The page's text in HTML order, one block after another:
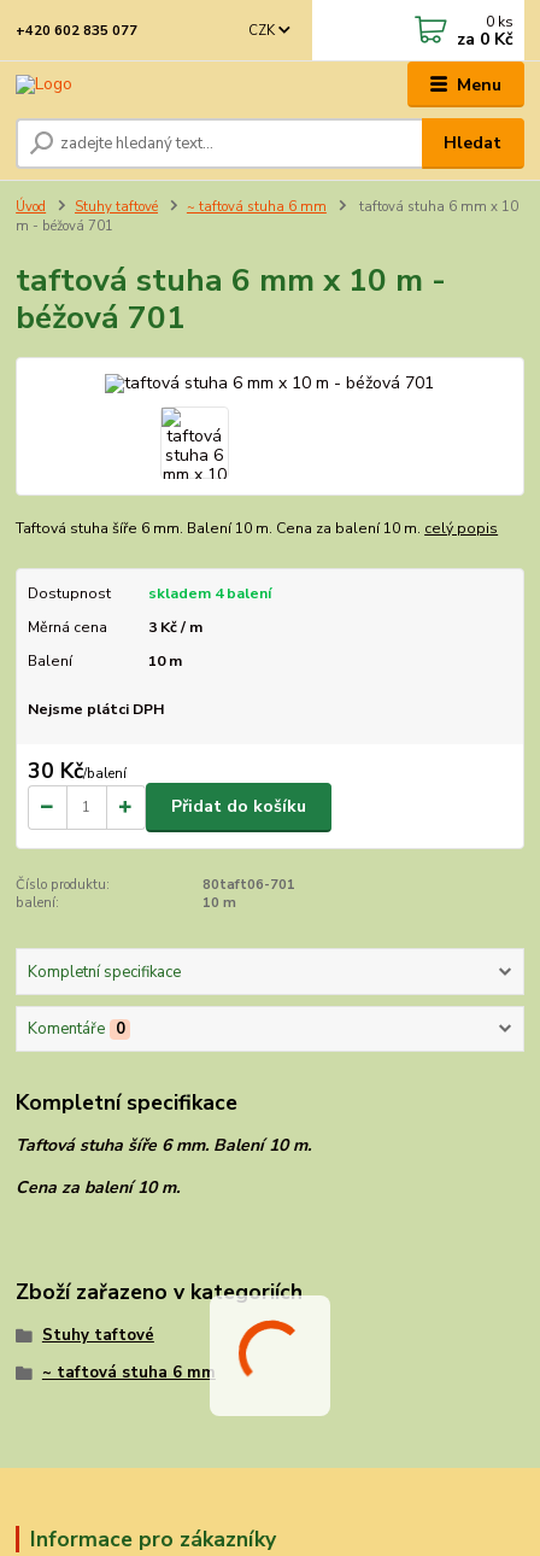
Menu
CZK
Hledat
+420 602 835 077 0 ks
za 0 Kč
Úvod Stuhy taftové ~ taftová stuha 6 mm
taftová stuha 6 mm x 10
m - béžová 701
taftová stuha 6 mm x 10 m -
béžová 701
Taftová stuha šíře 6 mm. Balení 10 m. Cena za balení 10 m. celý popis
Dostupnost
skladem 4 balení
Měrná cena
3 Kč / m
Balení
10 m
Nejsme plátci DPH
30 Kč/balení
Přidat do košíku
Číslo produktu:
80taft06-701
balení:
10 m
Kompletní specifikace
Komentáře 0
Kompletní specifikace
Taftová stuha šíře 6 mm. Balení 10 m.
Cena za balení 10 m.
Zboží zařazeno v kategoriích
Stuhy taftové
~ taftová stuha 6 mm
Informace pro zákazníky